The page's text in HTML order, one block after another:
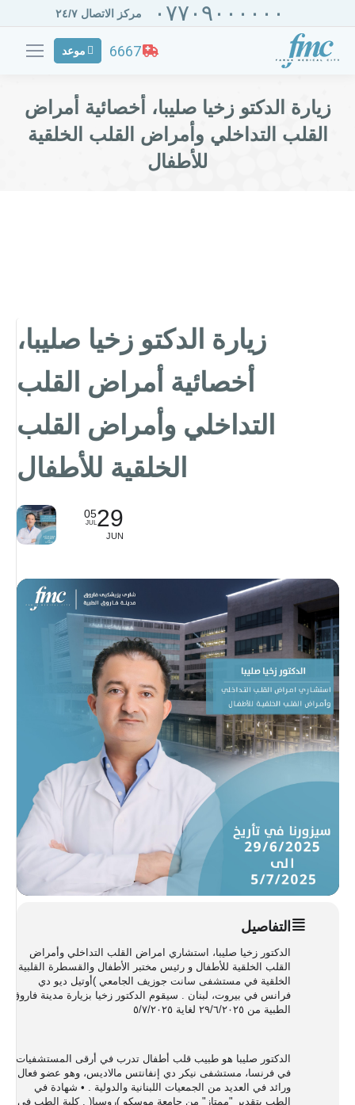
٠٧٧٠٩٠٠٠٠٠٠ مركز الاتصال ٢٤/٧
6667 موعد
زيارة الدكتو زخيا صليبا، أخصائية أمراض
القلب التداخلي وأمراض القلب الخلقیة
للأطفال
زيارة الدكتو زخيا صليبا،
أخصائية أمراض القلب
التداخلي وأمراض القلب
الخلقیة للأطفال
29
JUN
05
JUL
التفاصيل
الدكتور زخیا صلیبا، استشاري امراض القلب التداخلي وأمراض
القلب الخلقیة للأطفال و رئیس مختبر الأطفال والقسطرة القلبیة
الخلقیة في مستشفى سانت جوزیف الجامعي )أوتیل دیو دي
فرانس في بیروت، لبنان . سیقوم الدكتور زخیا بزیارة مدینة فاروق
الطبیة من ٢٩/٦/٢٠٢٥ لغایة ٥/٧/٢٠٢٥
الدكتور صلیبا هو طبیب قلب أطفال تدرب في أرقى المستشفیات
في فرنسا، مستشفى نیكر دي إنفانتس مالادیس، وهو عضو فعال
ورائد في العدید من الجمعیات اللبنانیة والدولیة . • شهادة في
الطب بتقدیر "ممتاز" من جامعة موسكو )روسیا( , كلیة الطب في